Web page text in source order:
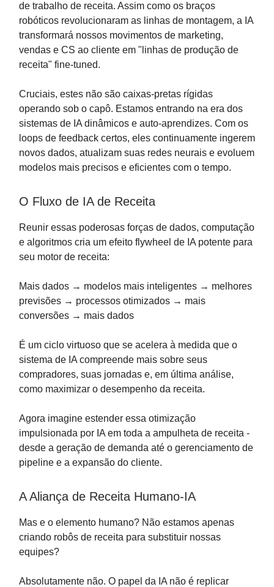
de trabalho de receita. Assim como os braços
robóticos revolucionaram as linhas de montagem, a IA
transformará nossos movimentos de marketing,
vendas e CS ao cliente em "linhas de produção de
receita" fine-tuned.
Cruciais, estes não são caixas-pretas rígidas
operando sob o capô. Estamos entrando na era dos
sistemas de IA dinâmicos e auto-aprendizes. Com os
loops de feedback certos, eles continuamente ingerem
novos dados, atualizam suas redes neurais e evoluem
modelos mais precisos e eficientes com o tempo.
O Fluxo de IA de Receita
Reunir essas poderosas forças de dados, computação
e algoritmos cria um efeito flywheel de IA potente para
seu motor de receita:
Mais dados → modelos mais inteligentes → melhores
previsões → processos otimizados → mais
conversões → mais dados
É um ciclo virtuoso que se acelera à medida que o
sistema de IA compreende mais sobre seus
compradores, suas jornadas e, em última análise,
como maximizar o desempenho da receita.
Agora imagine estender essa otimização
impulsionada por IA em toda a ampulheta de receita -
desde a geração de demanda até o gerenciamento de
pipeline e a expansão do cliente.
A Aliança de Receita Humano-IA
Mas e o elemento humano? Não estamos apenas
criando robôs de receita para substituir nossas
equipes?
Absolutamente não. O papel da IA não é replicar